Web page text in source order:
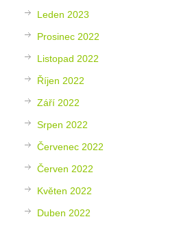
Leden 2023
Prosinec 2022
Listopad 2022
Říjen 2022
Září 2022
Srpen 2022
Červenec 2022
Červen 2022
Květen 2022
Duben 2022